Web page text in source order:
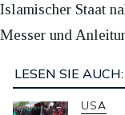
Islamischer Staat
Messer und
LESEN SIE AUCH:
USA